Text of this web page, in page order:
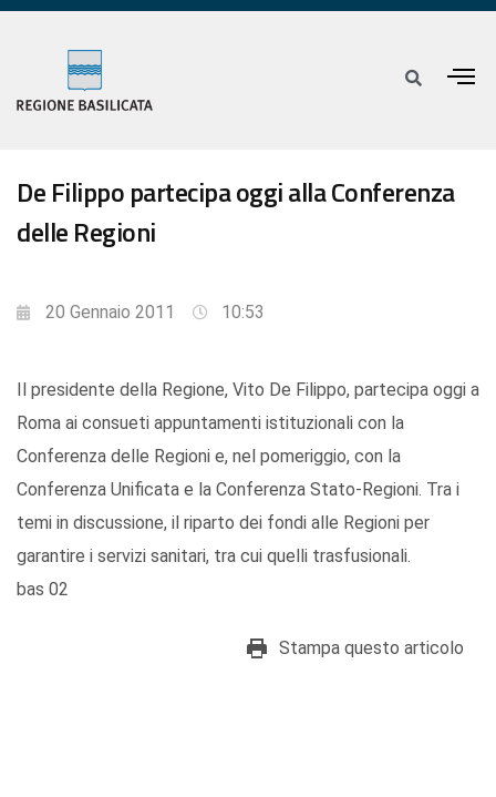
De Filippo partecipa oggi alla Conferenza
delle Regioni
20 Gennaio 2011 10:53
Il presidente della Regione, Vito De Filippo, partecipa oggi a
Roma ai consueti appuntamenti istituzionali con la
Conferenza delle Regioni e, nel pomeriggio, con la
Conferenza Unificata e la Conferenza Stato-Regioni. Tra i
temi in discussione, il riparto dei fondi alle Regioni per
garantire i servizi sanitari, tra cui quelli trasfusionali.
bas 02
Stampa questo articolo